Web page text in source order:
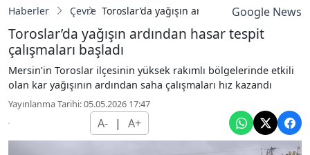
Haberler Çevre Toroslar’da yağışın ardından hasar tespit
Google News
Toroslar’da yağışın ardından hasar tespit
çalışmaları başladı
Mersin’in Toroslar ilçesinin yüksek rakımlı bölgelerinde etkili
olan kar yağışının ardından saha çalışmaları hız kazandı
Yayınlanma Tarihi: 05.05.2026 17:47
A- | A+